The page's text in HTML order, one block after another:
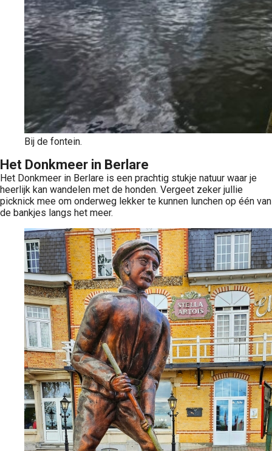
Bij de fontein.
Het Donkmeer in Berlare
Het Donkmeer in Berlare is een prachtig stukje natuur waar je
heerlijk kan wandelen met de honden. Vergeet zeker jullie
picknick mee om onderweg lekker te kunnen lunchen op één van
de bankjes langs het meer.